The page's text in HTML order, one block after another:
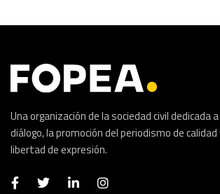
Una organización de la sociedad civil dedicada
diálogo, la promoción del periodismo de
libertad de expresión.